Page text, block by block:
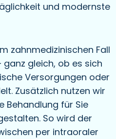
und modernste
zahnmedizinischen Fall
gleich, ob es sich
Versorgungen oder
Zusätzlich nutzen wir
Behandlung für Sie
So wird der
per intraoraler